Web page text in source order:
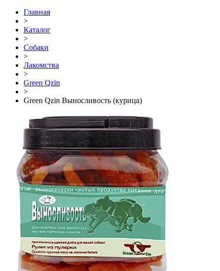
Главная
>
Каталог
>
Собаки
>
Лакомства
>
Green Qzin
>
Green Qzin Выносливость (курица)